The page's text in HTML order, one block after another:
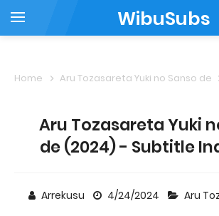
WibuSubs
Home Aru Tozasareta Yuki no Sanso de
Aru Tozasareta Yuki
de (2024) - Subtitle
Arrekusu 4/24/2024 Aru